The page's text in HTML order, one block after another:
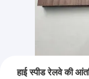
हाई स्पीड रेलवे की